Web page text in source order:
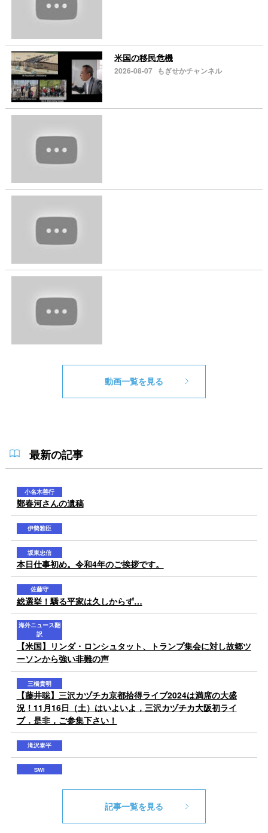
米国の移民危機
2026-08-07 もぎせかチャンネル
動画一覧を見る
最新の記事
記事一覧を見る